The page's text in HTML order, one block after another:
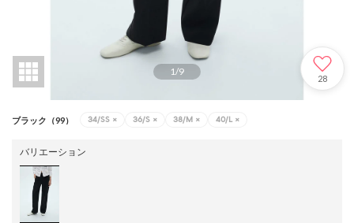
1/9
28
ブラック（99） 34/SS × 36/S × 38/M × 40/L ×
バリエーション